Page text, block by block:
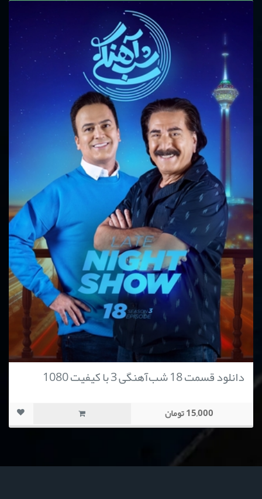
دانلود قسمت 18 شب‌آهنگی 3 با کیفیت 1080
15,000 تومان